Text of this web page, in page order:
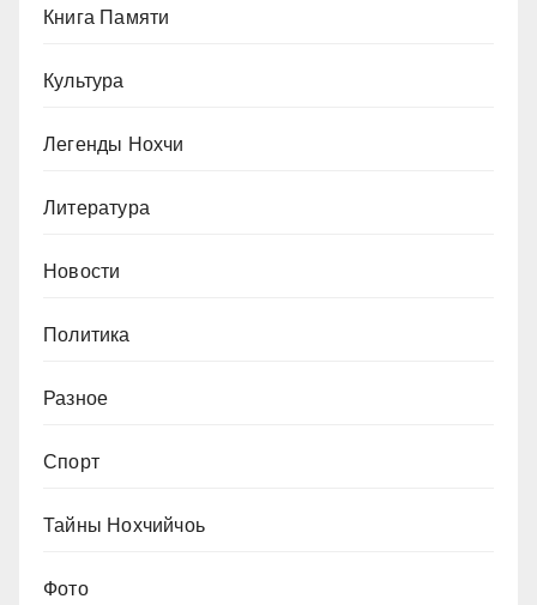
Книга Памяти
Культура
Легенды Нохчи
Литература
Новости
Политика
Разное
Спорт
Тайны Нохчийчоь
Фото